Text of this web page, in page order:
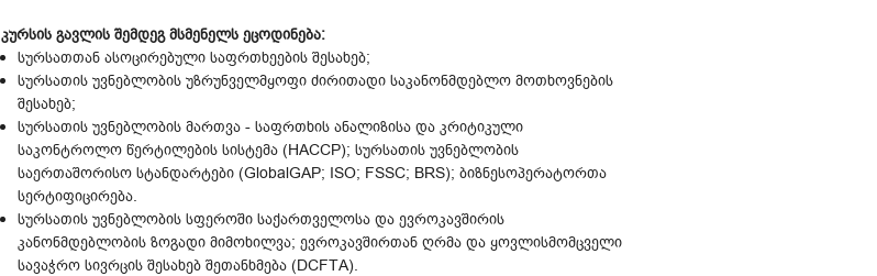
კურსის გავლის შემდეგ მსმენელს ეცოდინება:
სურსათთან ასოცირებული საფრთხეების შესახებ;
სურსათის უვნებლობის უზრუნველმყოფი ძირითადი საკანონმდებლო მოთხოვნების
შესახებ;
სურსათის უვნებლობის მართვა - საფრთხის ანალიზისა და კრიტიკული
საკონტროლო წერტილების სისტემა (HACCP); სურსათის უვნებლობის
საერთაშორისო სტანდარტები (GlobalGAP; ISO; FSSC; BRS); ბიზნესოპერატორთა
სერტიფიცირება.
სურსათის უვნებლობის სფეროში საქართველოსა და ევროკავშირის
კანონმდებლობის ზოგადი მიმოხილვა; ევროკავშირთან ღრმა და ყოვლისმომცველი
სავაჭრო სივრცის შესახებ შეთანხმება (DCFTA).